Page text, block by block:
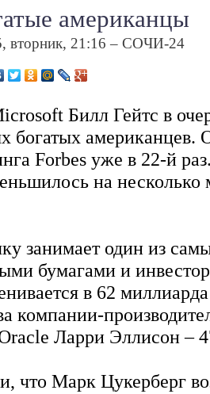
американцы
вторник, 21:16 – СОЧИ-24
Билл Гейтс в
богатых американцев.
Forbes уже в 22-й
на несколько
занимает один из
бумагами и
в 62
компании-
Ларри Эллисон –
что Марк Цукерберг